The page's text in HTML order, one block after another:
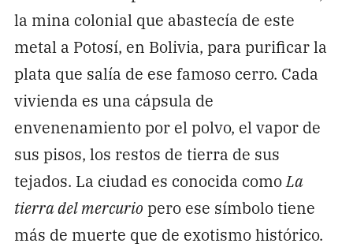
la mina colonial que abastecía de este
metal a Potosí, en Bolivia, para purificar la
plata que salía de ese famoso cerro. Cada
vivienda es una cápsula de
envenenamiento por el polvo, el vapor de
sus pisos, los restos de tierra de sus
tejados. La ciudad es conocida como La
tierra del mercurio pero ese símbolo tiene
más de muerte que de exotismo histórico.